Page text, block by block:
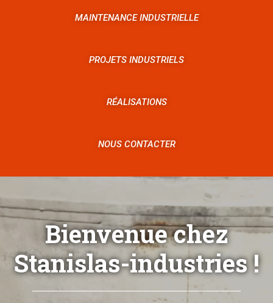
MAINTENANCE INDUSTRIELLE
PROJETS INDUSTRIELS
RÉALISATIONS
NOUS CONTACTER
Bienvenue chez
Stanislas-industries !